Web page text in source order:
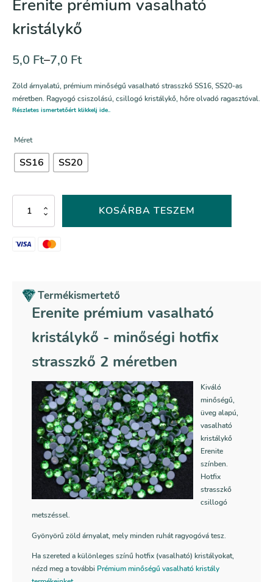
Erenite prémium vasalható
kristálykő
5,0 Ft–7,0 Ft
Zöld árnyalatú, prémium minőségű vasalható strasszkő SS16, SS20-as
méretben. Ragyogó csiszolású, csillogó kristálykő, hőre olvadó ragasztóval.
Részletes ismertetőért klikkelj ide..
Méret
SS16 SS20
Erenite
prémium
vasalható
kristálykő
mennyiség
KOSÁRBA TESZEM
Termékismertető
Erenite prémium vasalható
kristálykő - minőségi hotfix
strasszkő 2 méretben
Kiváló
minőségű,
üveg alapú,
vasalható
kristálykő
Erenite
színben.
Hotfix
strasszkő
csillogó
metszéssel.
Gyönyörű zöld árnyalat, mely minden ruhát ragyogóvá tesz.
Ha szereted a különleges színű hotfix (vasalható) kristályokat,
nézd meg a további Prémium minőségű vasalható kristály